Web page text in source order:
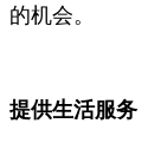
的机会。
提供生活服务